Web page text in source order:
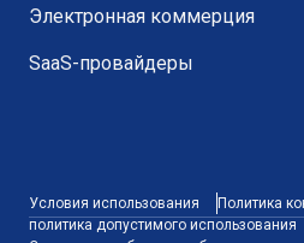
Электронная коммерция
SaaS-провайдеры
Условия использования Политика
политика допустимого использования